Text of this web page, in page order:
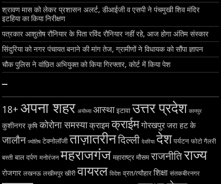
श्रावण मास को लेकर प्रशासन अलर्ट, डीआईजी व एसपी ने पंचमुखी शिव मंदिर
इटहिया का किया निरीक्षण
पत्रकार आशुतोष रौनियार के पिता रविंद रौनियार नहीं रहे, आज होगा अंतिम संस्कार
सिंदुरिया को नगर पंचायत बनाने की मांग तेज, ग्रामीणों ने विधायक को सौंपा ज्ञापन
चौक पुलिस ने वांछित अभियुक्त को किया गिरफ्तार, कोर्ट में किया पेश
–
18+ अपना शहर अयोध्या आस्था इटावा उत्तर प्रदेश कानपुर
कुशीनगर कृषि कोरोना समस्या क्राइम क्राईम गोरखपुर जरा हट के
जालौन ज्योतिष टेक्नोलॉजी ताज़ातरीनदिल्ली देवरिया देश पर्यटन फोटो गैलरी
बस्ती बाल दर्पण मनोरंजन महराजगंज महाराष्ट्र मौसम राजनीतिराज्य
रोजगार लखनऊ लखीमपुर खीरी वायरल विदेश व्रत/त्यौहार शिक्षा संतकबीरनगर